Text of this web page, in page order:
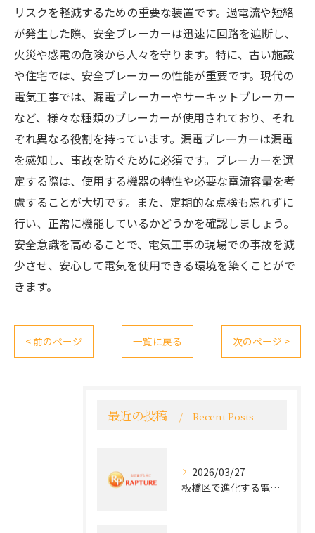
リスクを軽減するための重要な装置です。過電流や短絡
が発生した際、安全ブレーカーは迅速に回路を遮断し、
火災や感電の危険から人々を守ります。特に、古い施設
や住宅では、安全ブレーカーの性能が重要です。現代の
電気工事では、漏電ブレーカーやサーキットブレーカー
など、様々な種類のブレーカーが使用されており、それ
ぞれ異なる役割を持っています。漏電ブレーカーは漏電
を感知し、事故を防ぐために必須です。ブレーカーを選
定する際は、使用する機器の特性や必要な電流容量を考
慮することが大切です。また、定期的な点検も忘れずに
行い、正常に機能しているかどうかを確認しましょう。
安全意識を高めることで、電気工事の現場での事故を減
少させ、安心して電気を使用できる環境を築くことがで
きます。
< 前のページ 一覧に戻る 次のページ >
最近の投稿 Recent Posts
2026/03/27
板橋区で進化する電気工事と最新コンセント交換技術